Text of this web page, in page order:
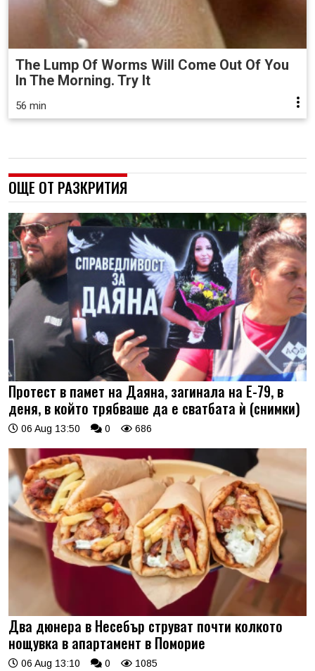
The Lump Of Worms Will Come Out Of You
In The Morning. Try It
56 min
ОЩЕ ОТ РАЗКРИТИЯ
Протест в памет на Даяна, загинала на Е-79, в
деня, в който трябваше да е сватбата ѝ (снимки)
06 Aug 13:50 0 686
Два дюнера в Несебър струват почти колкото
нощувка в апартамент в Поморие
06 Aug 13:10 0 1085